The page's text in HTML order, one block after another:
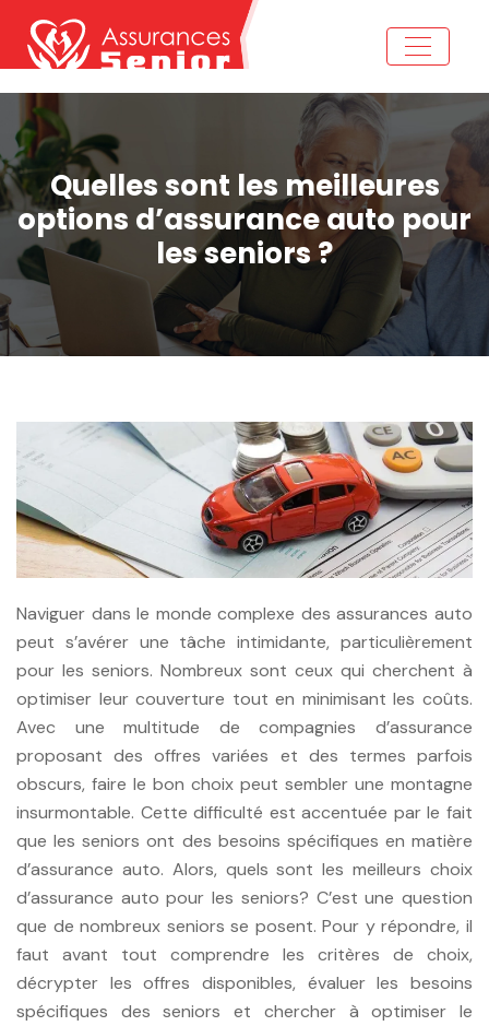
Quelles sont les meilleures
options d’assurance auto pour
les seniors ?
Naviguer dans le monde complexe des assurances auto
peut s’avérer une tâche intimidante, particulièrement
pour les seniors. Nombreux sont ceux qui cherchent à
optimiser leur couverture tout en minimisant les coûts.
Avec une multitude de compagnies d’assurance
proposant des offres variées et des termes parfois
obscurs, faire le bon choix peut sembler une montagne
insurmontable. Cette difficulté est accentuée par le fait
que les seniors ont des besoins spécifiques en matière
d’assurance auto. Alors, quels sont les meilleurs choix
d’assurance auto pour les seniors? C’est une question
que de nombreux seniors se posent. Pour y répondre, il
faut avant tout comprendre les critères de choix,
décrypter les offres disponibles, évaluer les besoins
spécifiques des seniors et chercher à optimiser le